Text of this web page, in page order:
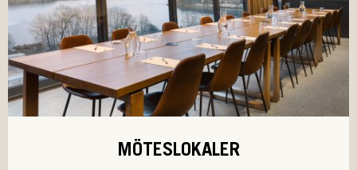
MÖTESLOKALER